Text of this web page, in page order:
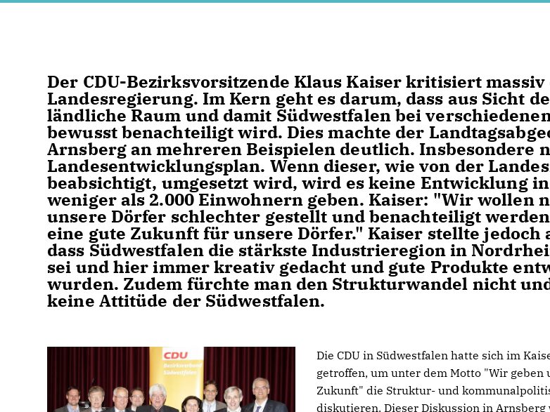
Der CDU-Bezirksvorsitzende Klaus Kaiser kritisiert massiv
Landesregierung. Im Kern geht es darum, dass aus Sicht
ländliche Raum und damit Südwestfalen bei
bewusst benachteiligt wird. Dies machte der
Arnsberg an mehreren Beispielen deutlich. Insbesondere
Landesentwicklungsplan. Wenn dieser, wie von der
beabsichtigt, umgesetzt wird, wird es keine Entwicklung
weniger als 2.000 Einwohnern geben. Kaiser: "Wir wollen
unsere Dörfer schlechter gestellt und benachteiligt
eine gute Zukunft für unsere Dörfer." Kaiser stellte jedoch
dass Südwestfalen die stärkste Industrieregion in
sei und hier immer kreativ gedacht und gute Produkte
wurden. Zudem fürchte man den Strukturwandel nicht
keine Attitüde der Südwestfalen.
Die CDU in Südwestfalen hatte sich im
getroffen, um unter dem Motto "Wir geben
Zukunft" die Struktur- und
diskutieren. Dieser Diskussion in Arnsberg